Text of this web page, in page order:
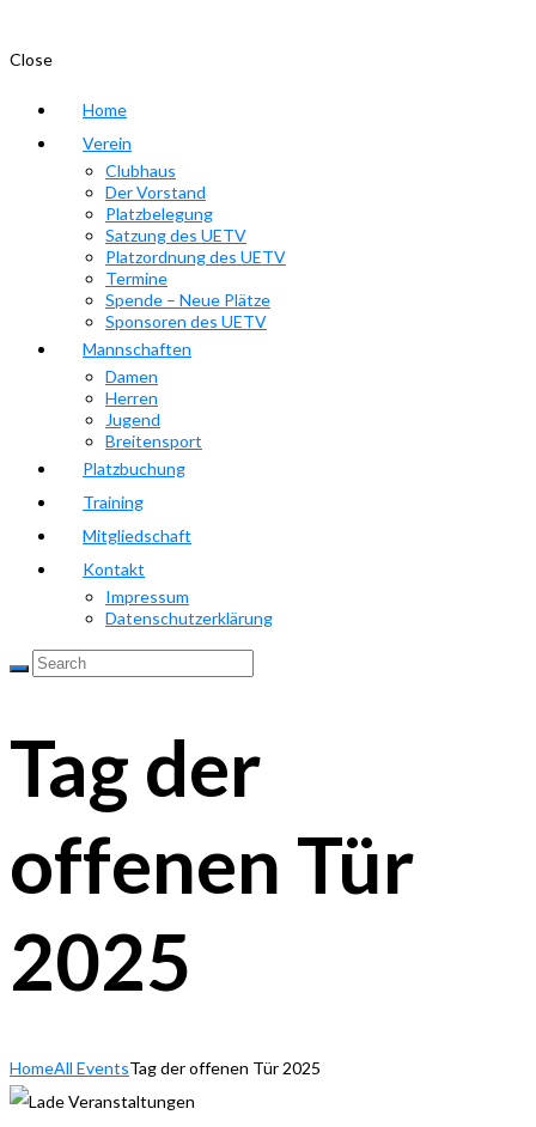
Close
Home
Verein
Clubhaus
Der Vorstand
Platzbelegung
Satzung des UETV
Platzordnung des UETV
Termine
Spende – Neue Plätze
Sponsoren des UETV
Mannschaften
Damen
Herren
Jugend
Breitensport
Platzbuchung
Training
Mitgliedschaft
Kontakt
Impressum
Datenschutzerklärung
Tag der
offenen Tür
2025
HomeAll EventsTag der offenen Tür 2025